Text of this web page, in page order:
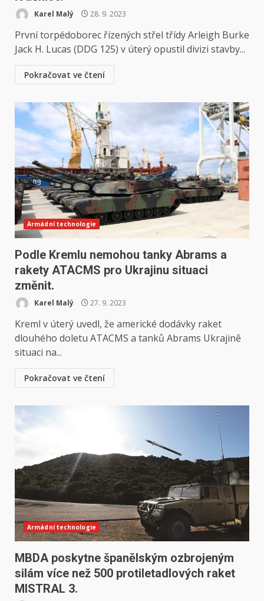
Karel Malý 28. 9. 2023
První torpédoborec řízených střel třídy Arleigh Burke
Jack H. Lucas (DDG 125) v úterý opustil divizi stavby...
Pokračovat ve čtení
Armádní technologie
Podle Kremlu nemohou tanky Abrams a
rakety ATACMS pro Ukrajinu situaci
změnit.
Karel Malý 27. 9. 2023
Kreml v úterý uvedl, že americké dodávky raket
dlouhého doletu ATACMS a tanků Abrams Ukrajině
situaci na...
Pokračovat ve čtení
Armádní technologie
MBDA poskytne španělským ozbrojeným
silám více než 500 protiletadlových raket
MISTRAL 3.